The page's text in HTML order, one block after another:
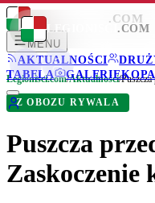
LEGIONISCI .COM
MENU
AKTUALNOŚCI
TABELA
GALERIE
LEGIONISCI .COM
Legionisci.com/Aktualności/
Z OBOZU RYWALA
Puszcza
Zaskoczenie